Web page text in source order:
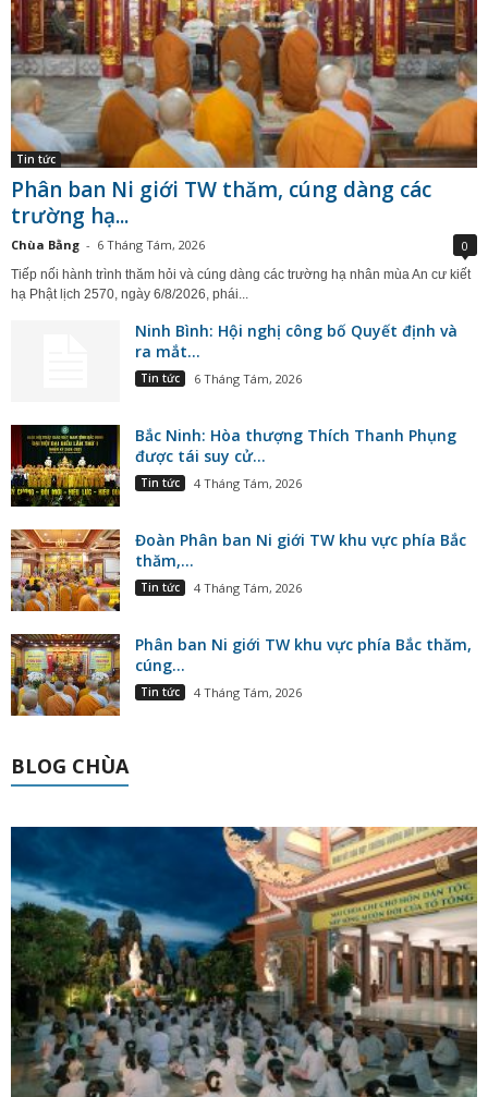
Tin tức
Phân ban Ni giới TW thăm, cúng dàng các
trường hạ...
Chùa Bằng - 6 Tháng Tám, 2026 0
Tiếp nối hành trình thăm hỏi và cúng dàng các trường hạ nhân mùa An cư kiết
hạ Phật lịch 2570, ngày 6/8/2026, phái...
Ninh Bình: Hội nghị công bố Quyết định và
ra mắt...
Tin tức 6 Tháng Tám, 2026
Bắc Ninh: Hòa thượng Thích Thanh Phụng
được tái suy cử...
Tin tức 4 Tháng Tám, 2026
Đoàn Phân ban Ni giới TW khu vực phía Bắc
thăm,...
Tin tức 4 Tháng Tám, 2026
Phân ban Ni giới TW khu vực phía Bắc thăm,
cúng...
Tin tức 4 Tháng Tám, 2026
BLOG CHÙA